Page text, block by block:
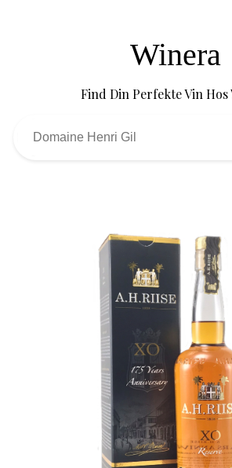
Winera
Find Din Perfekte Vin Hos